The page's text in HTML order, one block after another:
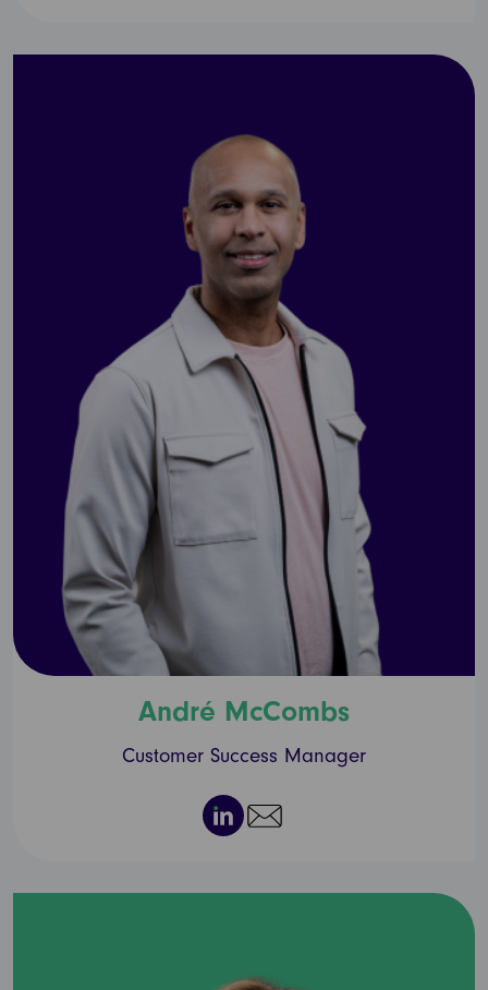
André McCombs
Customer Success Manager